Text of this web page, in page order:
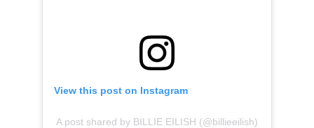
View this post on Instagram
A post shared by BILLIE EILISH (@billieeilish)